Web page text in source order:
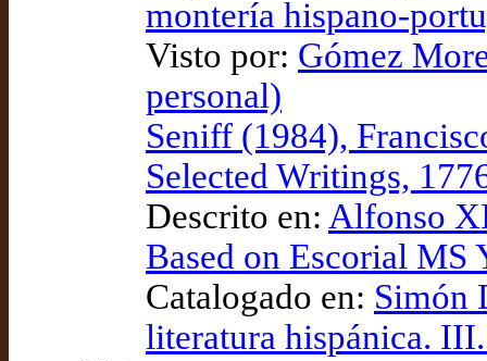
montería hispano-
Visto por: Gómez
personal)
Seniff (1984),
Selected Writings,
Descrito en: Alfonso
Based on Escorial MS
Catalogado en: Simón
literatura hispánica.